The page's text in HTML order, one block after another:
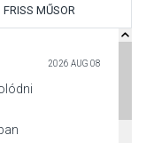
FRISS MŰSOR
2026 AUG 08